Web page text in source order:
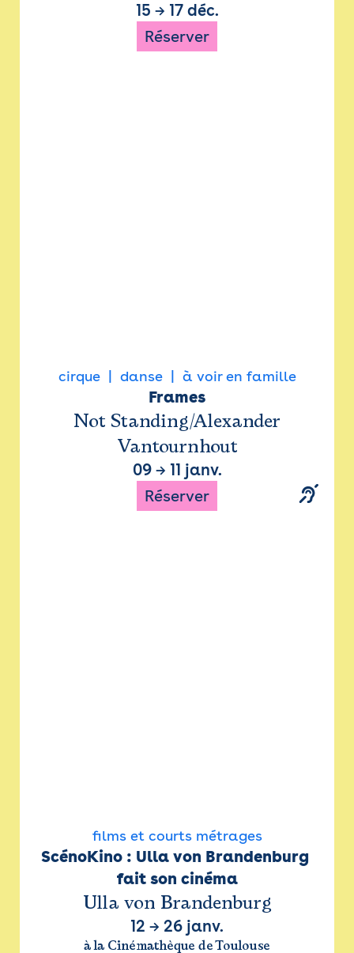
15 → 17 déc.
Réserver
cirque danse à voir en famille
Frames
Not Standing/Alexander
Vantournhout
09→ 11 janv.
Réserver
films et courts métrages
ScénoKino : Ulla von Brandenburg
fait son cinéma
Ulla von Brandenburg
12 → 26 janv.
à la Cinémathèque de Toulouse